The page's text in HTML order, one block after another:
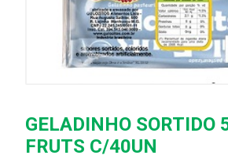
GELADINHO SORTIDO
FRUTS C/40UN